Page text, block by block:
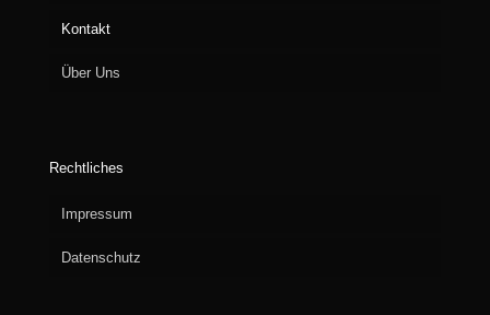
Kontakt
Über Uns
Rechtliches
Impressum
Datenschutz